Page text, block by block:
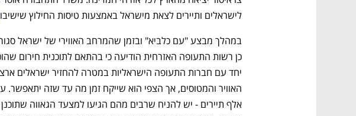
לישראלים ותיירים לצאת מישראל באמצעות טיסות החילוץ שישיבו